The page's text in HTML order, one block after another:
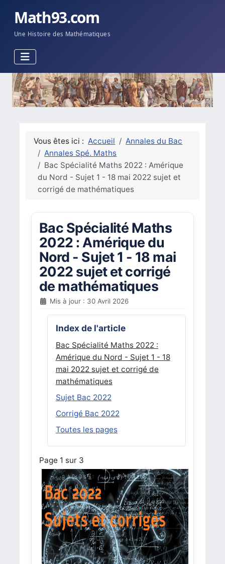
Math93.com
Une Histoire des Mathématiques
Vous êtes ici : Accueil
Annales du Bac
Annales Spé. Maths
Bac Spécialité Maths 2022 : Amérique
du Nord - Sujet 1 - 18 mai 2022 sujet et
corrigé de mathématiques
Bac Spécialité Maths
2022 : Amérique du
Nord - Sujet 1 - 18 mai
2022 sujet et corrigé
de mathématiques
Mis à jour : 30 Avril 2026
Index de l'article
Bac Spécialité Maths 2022 :
Amérique du Nord - Sujet 1 - 18
mai 2022 sujet et corrigé de
mathématiques
Sujet Bac 2022
Corrigé Bac 2022
Toutes les pages
Page 1 sur 3